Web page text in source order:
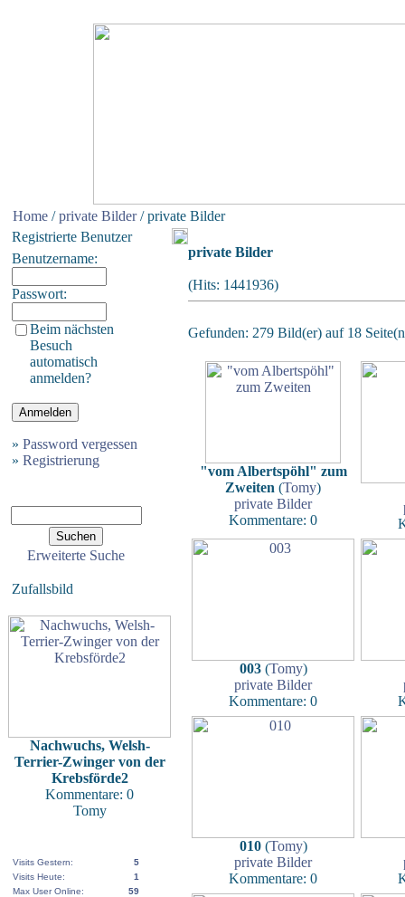
Home /private Bilder/ private Bilder
Registrierte Benutzer
Benutzername:
Passwort:
Beim nächsten
Besuch
automatisch
anmelden?
» Password vergessen
» Registrierung
Erweiterte Suche
Zufallsbild
Nachwuchs, Welsh-
Terrier-Zwinger von der
Krebsförde2
Kommentare: 0
Tomy
Visits Gestern:
5
Visits Heute:
1
Max User Online:
59
private Bilder
(Hits: 1441936)
Gefunden: 279 Bild(er) auf 18
"vom Albertspöhl" zum
Zweiten (Tomy)
private Bilder
Kommentare: 0
003(Tomy)
private Bilder
Kommentare: 0
010(Tomy)
private Bilder
Kommentare: 0